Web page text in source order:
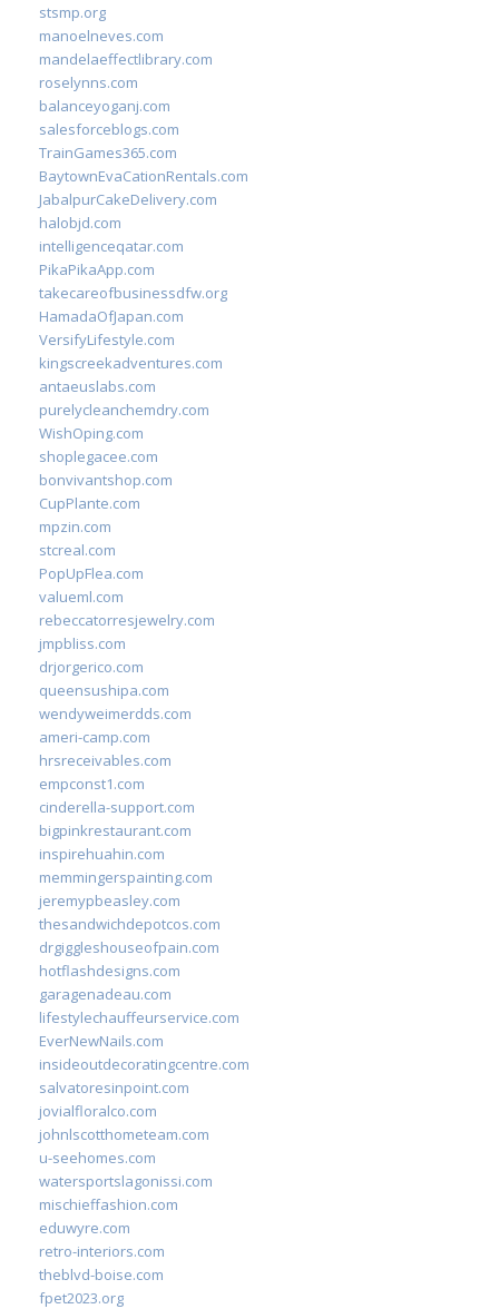
stsmp.org
manoelneves.com
mandelaeffectlibrary.com
roselynns.com
balanceyoganj.com
salesforceblogs.com
TrainGames365.com
BaytownEvaCationRentals.com
JabalpurCakeDelivery.com
halobjd.com
intelligenceqatar.com
PikaPikaApp.com
takecareofbusinessdfw.org
HamadaOfJapan.com
VersifyLifestyle.com
kingscreekadventures.com
antaeuslabs.com
purelycleanchemdry.com
WishOping.com
shoplegacee.com
bonvivantshop.com
CupPlante.com
mpzin.com
stcreal.com
PopUpFlea.com
valueml.com
rebeccatorresjewelry.com
jmpbliss.com
drjorgerico.com
queensushipa.com
wendyweimerdds.com
ameri-camp.com
hrsreceivables.com
empconst1.com
cinderella-support.com
bigpinkrestaurant.com
inspirehuahin.com
memmingerspainting.com
jeremypbeasley.com
thesandwichdepotcos.com
drgiggleshouseofpain.com
hotflashdesigns.com
garagenadeau.com
lifestylechauffeurservice.com
EverNewNails.com
insideoutdecoratingcentre.com
salvatoresinpoint.com
jovialfloralco.com
johnlscotthometeam.com
u-seehomes.com
watersportslagonissi.com
mischieffashion.com
eduwyre.com
retro-interiors.com
theblvd-boise.com
fpet2023.org